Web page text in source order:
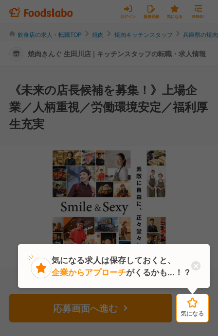
ログイン 新規登録 気になる MENU
飲食店の求人・転職TOP 焼肉 焼肉キッチンスタッフ 兵庫県の焼
焼肉きんぐ 生田川店 | キッチンスタッフの転職・求人情報
《未来の店長候補を募集！》上場企
業／人柄重視／労働環境安定／福利厚
生充実
応募画面へ進む 気になる
気になる
気になる求人は保存しておくと、
企業からアプローチがくるかも...！？